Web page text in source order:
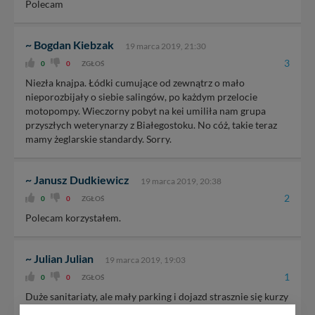
Polecam
~ Bogdan Kiebzak 19 marca 2019, 21:30
0 0 ZGŁOŚ 3
Niezła knajpa. Łódki cumujące od zewnątrz o mało
nieporozbijały o siebie salingów, po każdym przelocie
motopompy. Wieczorny pobyt na kei umiliła nam grupa
przyszłych weterynarzy z Białegostoku. No cóż, takie teraz
mamy żeglarskie standardy. Sorry.
~ Janusz Dudkiewicz 19 marca 2019, 20:38
0 0 ZGŁOŚ 2
Polecam korzystałem.
~ Julian Julian 19 marca 2019, 19:03
0 0 ZGŁOŚ 1
Duże sanitariaty, ale mały parking i dojazd strasznie się kurzy